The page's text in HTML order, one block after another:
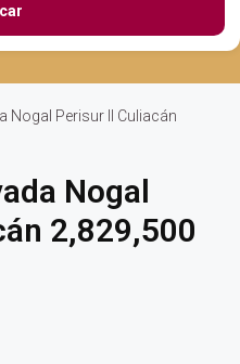
Nogal Perisur II Culiacán
Nogal
2,829,500